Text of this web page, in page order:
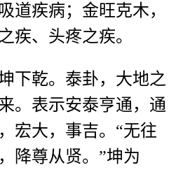
道疾病；金旺克木，
疾、头疼之疾。
下乾。泰卦，大地之
。表示安泰亨通，通
宏大，事吉。“无往
降尊从贤。”坤为